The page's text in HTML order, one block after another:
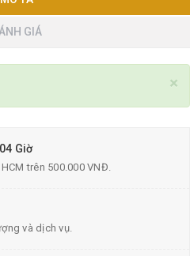
GIÁ
×
Giờ
trên 500.000 VNĐ.
và dịch vụ.